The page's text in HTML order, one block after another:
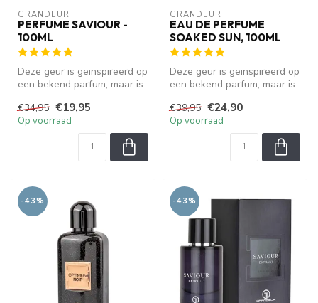
GRANDEUR
PERFUME SAVIOUR -
100ML
Deze geur is geinspireerd op
een bekend parfum, maar is
€34,95 €19,95
Op voorraad
GRANDEUR
EAU DE PERFUME
SOAKED SUN, 100ML
Deze geur is geinspireerd op
een bekend parfum, maar is
€39,95 €24,90
Op voorraad
-43% -43%